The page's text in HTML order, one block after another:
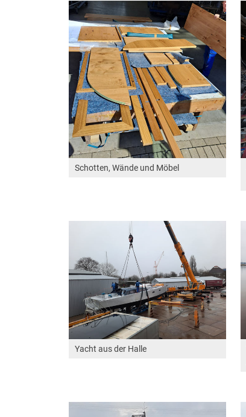
Schotten, Wände und Möbel
Yacht aus der Halle